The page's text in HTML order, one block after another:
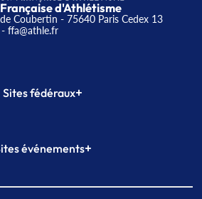
d'Athlétisme
Coubertin - 75640 Paris Cedex 13
ffa@athle.fr
Sites fédéraux+
Formation
événements+
de Paris indoor